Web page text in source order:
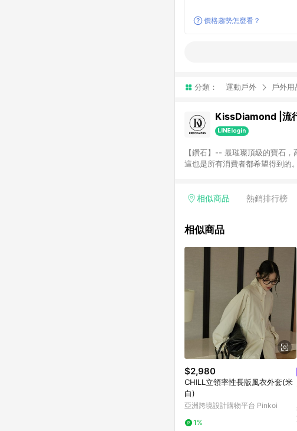
價格趨勢怎麼看？
分類： 運動戶外 戶外用
KissDiamond |流
【鑽石】-- 最璀璨頂級的寶石
這也是所有消費者都希望得到的。
相似商品 熱銷排行榜
相似商品
$2,980
CHILL立領率性長版風衣外套(米
白)
亞洲跨境設計購物平台 Pinkoi
1%